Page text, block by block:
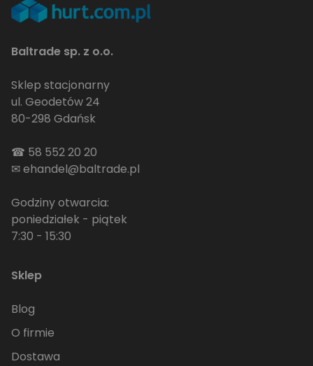
Baltrade sp. z o.o.
Sklep stacjonarny
ul. Geodetów 24
80-298 Gdańsk
☎ 58 552 20 20
✉ehandel@baltrade.pl
Godziny otwarcia:
poniedziałek - piątek
7:30 - 15:30
Sklep
Blog
O firmie
Dostawa